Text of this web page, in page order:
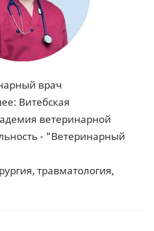
врач
Витебская
ветеринарной
- "Ветеринарный
травматология,